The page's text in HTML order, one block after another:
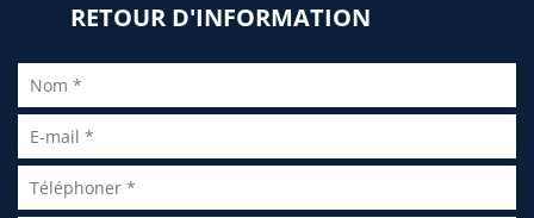
RETOUR D'INFORMATION